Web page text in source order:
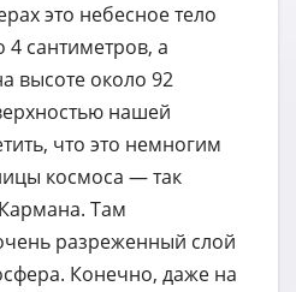
это небесное тело
сантиметров, а
высоте около 92
нашей
что это немногим
космоса — так
Там
разреженный слой
Конечно, даже на